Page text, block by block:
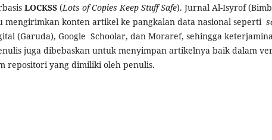
LOCKSS (Lots of Copies Keep Stuff Safe). Jurnal Al-Isyrof
mengirimkan konten artikel ke pangkalan data nasional seperti
(Garuda), Google Schoolar, dan Moraref, sehingga
juga dibebaskan untuk menyimpan artikelnya baik dalam
repositori yang dimiliki oleh penulis.